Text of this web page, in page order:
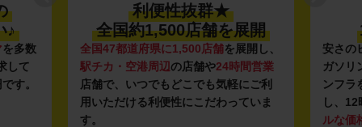
♪
を多数
して
す。
利便性抜群★
全国約1,500店舗を展開
全国47都道府県に1,500店舗を展開し、
駅チカ・空港周辺 の店舗や24時間営業
店舗で、いつでもどこでも気軽にご利
用いただける利便性にこだわっていま
す。
安さの
ガソリ
ンフラ
し、
ルな価